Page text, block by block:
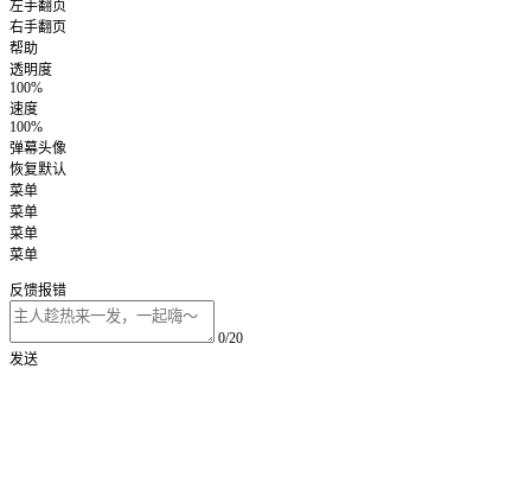
左手翻页
右手翻页
帮助
透明度
100%
速度
100%
弹幕头像
恢复默认
菜单
菜单
菜单
菜单
反馈报错
0/20
发送